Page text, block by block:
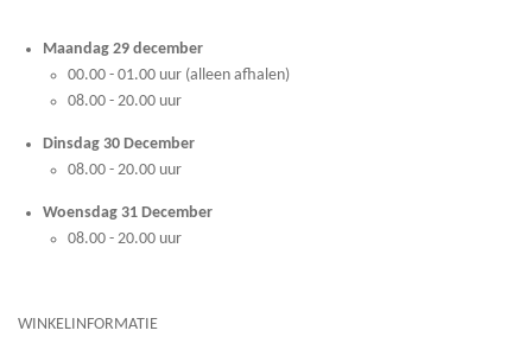
Maandag 29 december
00.00 - 01.00 uur (alleen afhalen)
08.00 - 20.00 uur
Dinsdag 30 December
08.00 - 20.00 uur
Woensdag 31 December
08.00 - 20.00 uur
WINKELINFORMATIE